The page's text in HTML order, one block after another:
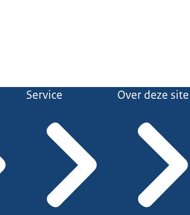
Service Over deze site